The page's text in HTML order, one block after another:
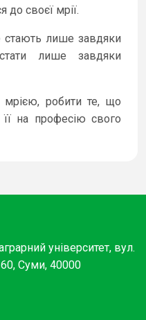
до своєї мрії.
лише завдяки
лише завдяки
робити те, що
на професію свого
університет, вул.
Суми, 40000